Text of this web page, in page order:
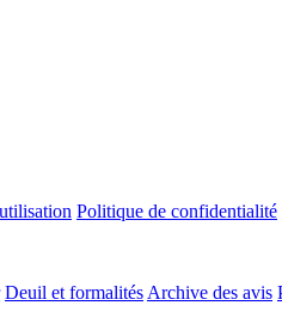
Politique de confidentialité
Deuil et formalités Archive des avis